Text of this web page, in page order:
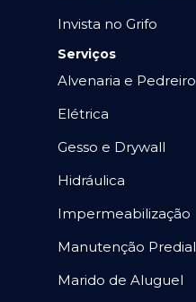
Invista no Grifo
Serviços
Alvenaria e Pedreiro
Elétrica
Gesso e Drywall
Hidráulica
Impermeabilização
Manutenção Predial
Marido de Aluguel